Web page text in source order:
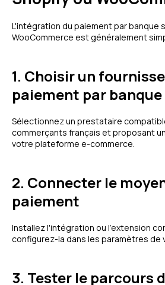
L'intégration du paiement par banque
WooCommerce est généralement
1. Choisir un
paiement par banque
Sélectionnez un prestataire
commerçants français et proposant
votre plateforme e-commerce.
2. Connecter le
paiement
Installez l'intégration ou l'extension
configurez-la dans les paramètres de
3. Tester le parcours